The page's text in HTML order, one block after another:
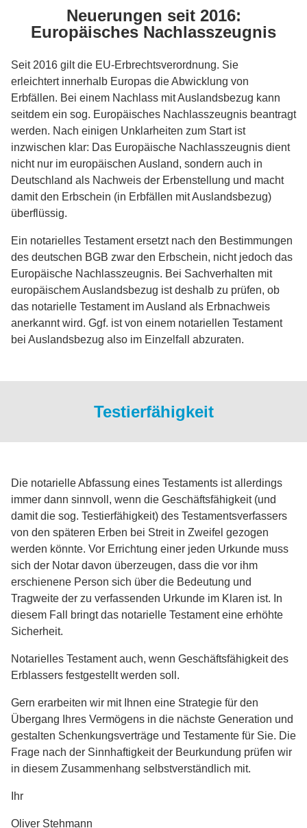
Neuerungen seit 2016:
Europäisches Nachlasszeugnis
Seit 2016 gilt die EU-Erbrechtsverordnung. Sie
erleichtert innerhalb Europas die Abwicklung von
Erbfällen. Bei einem Nachlass mit Auslandsbezug kann
seitdem ein sog. Europäisches Nachlasszeugnis beantragt
werden. Nach einigen Unklarheiten zum Start ist
inzwischen klar: Das Europäische Nachlasszeugnis dient
nicht nur im europäischen Ausland, sondern auch in
Deutschland als Nachweis der Erbenstellung und macht
damit den Erbschein (in Erbfällen mit Auslandsbezug)
überflüssig.
Ein notarielles Testament ersetzt nach den Bestimmungen
des deutschen BGB zwar den Erbschein, nicht jedoch das
Europäische Nachlasszeugnis. Bei Sachverhalten mit
europäischem Auslandsbezug ist deshalb zu prüfen, ob
das notarielle Testament im Ausland als Erbnachweis
anerkannt wird. Ggf. ist von einem notariellen Testament
bei Auslandsbezug also im Einzelfall abzuraten.
Testierfähigkeit
Die notarielle Abfassung eines Testaments ist allerdings
immer dann sinnvoll, wenn die Geschäftsfähigkeit (und
damit die sog. Testierfähigkeit) des Testamentsverfassers
von den späteren Erben bei Streit in Zweifel gezogen
werden könnte. Vor Errichtung einer jeden Urkunde muss
sich der Notar davon überzeugen, dass die vor ihm
erschienene Person sich über die Bedeutung und
Tragweite der zu verfassenden Urkunde im Klaren ist. In
diesem Fall bringt das notarielle Testament eine erhöhte
Sicherheit.
Notarielles Testament auch, wenn Geschäftsfähigkeit des
Erblassers festgestellt werden soll.
Gern erarbeiten wir mit Ihnen eine Strategie für den
Übergang Ihres Vermögens in die nächste Generation und
gestalten Schenkungsverträge und Testamente für Sie. Die
Frage nach der Sinnhaftigkeit der Beurkundung prüfen wir
in diesem Zusammenhang selbstverständlich mit.
Ihr
Oliver Stehmann